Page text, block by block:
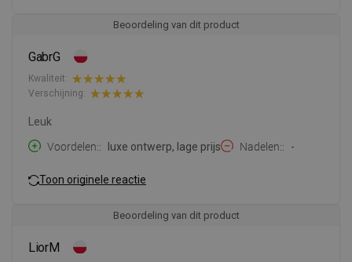
Beoordeling van dit product
GabrG
Kwaliteit:
Verschijning:
Leuk
Voordelen:
luxe ontwerp, lage prijs Nadelen: -
Toon originele reactie
Beoordeling van dit product
LiorM